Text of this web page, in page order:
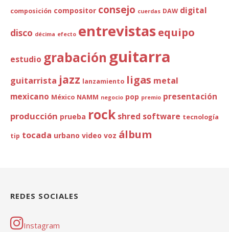
composición compositor consejo cuerdas DAW digital
disco décima efecto entrevistasequipo
estudio grabación guitarra
guitarrista jazz lanzamiento ligas metal
mexicano México NAMM negocio pop premio presentación
producción prueba rock shred software tecnología
tip tocada urbano video voz álbum
REDES SOCIALES
Instagram